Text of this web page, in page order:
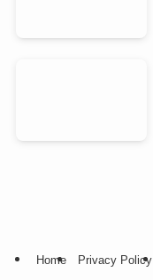
Home Privacy Policy